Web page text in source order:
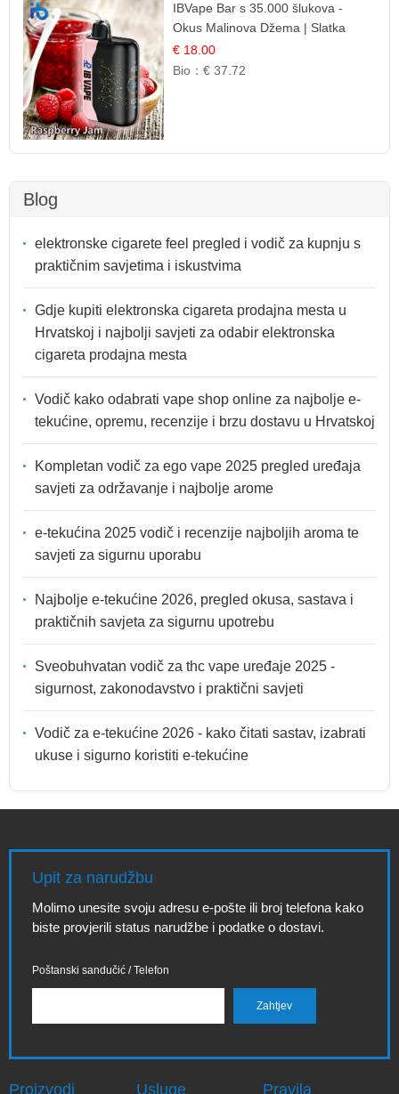
IBVape Bar s 35.000 šlukova -
Okus Malinova Džema | Slatka
Voćna Aroma
€ 18.00
Bio：€ 37.72
Blog
elektronske cigarete feel pregled i vodič za kupnju s
praktičnim savjetima i iskustvima
Gdje kupiti elektronska cigareta prodajna mesta u
Hrvatskoj i najbolji savjeti za odabir elektronska
cigareta prodajna mesta
Vodič kako odabrati vape shop online za najbolje e-
tekućine, opremu, recenzije i brzu dostavu u Hrvatskoj
Kompletan vodič za ego vape 2025 pregled uređaja
savjeti za održavanje i najbolje arome
e-tekućina 2025 vodič i recenzije najboljih aroma te
savjeti za sigurnu uporabu
Najbolje e-tekućine 2026, pregled okusa, sastava i
praktičnih savjeta za sigurnu upotrebu
Sveobuhvatan vodič za thc vape uređaje 2025 -
sigurnost, zakonodavstvo i praktični savjeti
Vodič za e-tekućine 2026 - kako čitati sastav, izabrati
ukuse i sigurno koristiti e-tekućine
Upit za narudžbu
Molimo unesite svoju adresu e-pošte ili broj telefona kako
biste provjerili status narudžbe i podatke o dostavi.
Poštanski sandučić / Telefon
Proizvodi Usluge Pravila